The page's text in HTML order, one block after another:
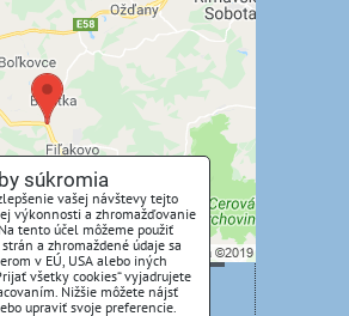
je blokovaný Voľbami
súkromia
načítať externý obsah?
tentokrát
- súhlas s druhom cookie:
Funkčné
obsah v novom okne
súkromia
vašej návštevy tejto
výkonnosti a zhromažďovanie
tento účel môžeme použiť
a zhromaždené údaje sa
v EÚ, USA alebo iných
všetky cookies“ vyjadrujete
Nižšie môžete nájsť
upraviť svoje preferencie.